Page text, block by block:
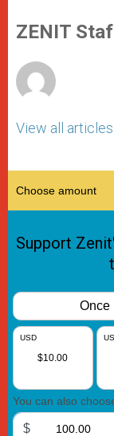
p
p
g
e
o
k
ZENIT
View all articles